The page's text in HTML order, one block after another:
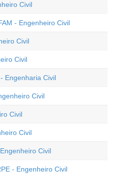
Civil
- Engenheiro Civil
Civil
Civil
Engenharia Civil
Civil
Civil
Civil
Civil
- Engenheiro Civil